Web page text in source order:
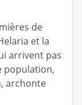
de
et la
arrivent pas
population,
archonte